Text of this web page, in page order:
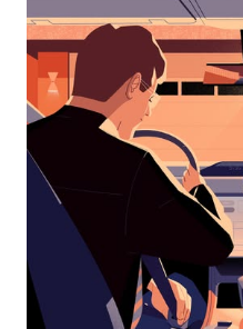
te
openen
een
datum
te
selecteren.
Druk
Escape
agenda
te
sluiten.